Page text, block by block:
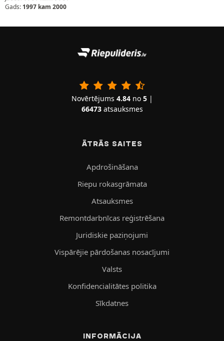
Gads: 1997 kam 2000
Novērtējums 4.84no 5|
66473atsauksmes
ĀTRĀS SAITES
Apdrošināšana
Riepu rokasgrāmata
Atsauksmes
Remontdarbnīcas reģistrēšana
Juridiskie paziņojumi
Vispārējie pārdošanas nosacījumi
Valsts
Konfidencialitātes politika
Sīkdatnes
INFORMĀCIJA